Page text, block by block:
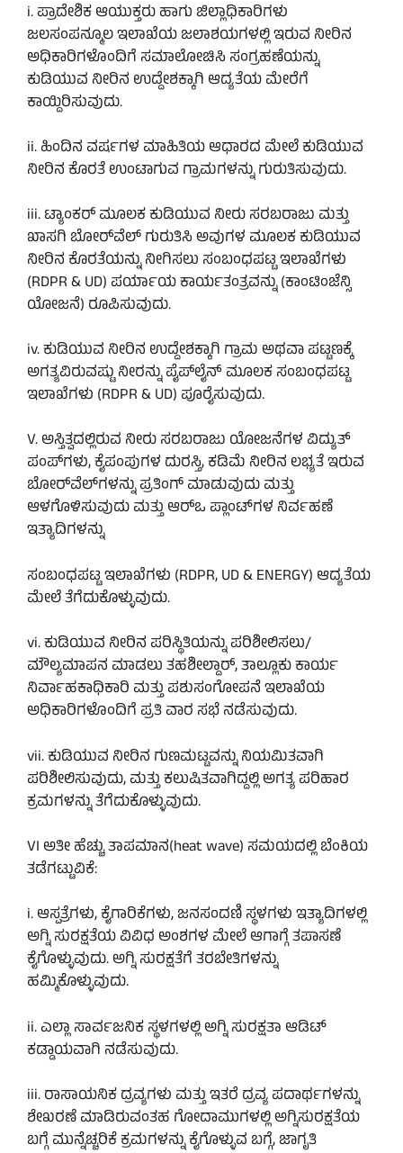
i. ಪ್ರಾದೇಶಿಕ ಆಯುಕ್ತರು ಹಾಗು ಜಿಲ್ಲಾಧಿಕಾರಿಗಳು
ಜಲಸಂಪನ್ಮೂಲ ಇಲಾಖೆಯ ಜಲಾಶಯಗಳಲ್ಲಿ ಇರುವ ನೀರಿನ
ಅಧಿಕಾರಿಗಳೊಂದಿಗೆ ಸಮಾಲೋಚಿಸಿ ಸಂಗ್ರಹಣೆಯನ್ನು
ಕುಡಿಯುವ ನೀರಿನ ಉದ್ದೇಶಕ್ಕಾಗಿ ಆದ್ಯತೆಯ ಮೇರೆಗೆ
ಕಾಯ್ದಿರಿಸುವುದು.
ii. ಹಿಂದಿನ ವರ್ಷಗಳ ಮಾಹಿತಿಯ ಆಧಾರದ ಮೇಲೆ ಕುಡಿಯುವ
ನೀರಿನ ಕೊರತೆ ಉಂಟಾಗುವ ಗ್ರಾಮಗಳನ್ನು ಗುರುತಿಸುವುದು.
iii. ಟ್ಯಾಂಕರ್ ಮೂಲಕ ಕುಡಿಯುವ ನೀರು ಸರಬರಾಜು ಮತ್ತು
ಖಾಸಗಿ ಬೋರ್‌ವೆಲ್ ಗುರುತಿಸಿ ಅವುಗಳ ಮೂಲಕ ಕುಡಿಯುವ
ನೀರಿನ ಕೊರತೆಯನ್ನು ನೀಗಿಸಲು ಸಂಬಂಧಪಟ್ಟ ಇಲಾಖೆಗಳು
(RDPR & UD) ಪರ್ಯಾಯ ಕಾರ್ಯತಂತ್ರವನ್ನು (ಕಾಂಟಿಂಜೆನ್ಸಿ
ಯೋಜನೆ) ರೂಪಿಸುವುದು.
iv. ಕುಡಿಯುವ ನೀರಿನ ಉದ್ದೇಶಕ್ಕಾಗಿ ಗ್ರಾಮ ಅಥವಾ ಪಟ್ಟಣಕ್ಕೆ
ಅಗತ್ಯವಿರುವಷ್ಟು ನೀರನ್ನು ಪೈಪ್‌ಲೈನ್ ಮೂಲಕ ಸಂಬಂಧಪಟ್ಟ
ಇಲಾಖೆಗಳು (RDPR & UD) ಪೂರೈಸುವುದು.
V. ಅಸ್ತಿತ್ವದಲ್ಲಿರುವ ನೀರು ಸರಬರಾಜು ಯೋಜನೆಗಳ ವಿದ್ಯುತ್
ಪಂಪ್‌ಗಳು, ಕೈಪಂಪುಗಳ ದುರಸ್ತಿ, ಕಡಿಮೆ ನೀರಿನ ಲಭ್ಯತೆ ಇರುವ
ಬೋರ್‌ವೆಲ್‌ಗಳನ್ನು ಪ್ರತಿಂಗ್ ಮಾಡುವುದು ಮತ್ತು
ಆಳಗೊಳಿಸುವುದು ಮತ್ತು ಆರ್‌ಒ ಪ್ಲಾಂಟ್‌ಗಳ ನಿರ್ವಹಣೆ
ಇತ್ಯಾದಿಗಳನ್ನು
ಸಂಬಂಧಪಟ್ಟ ಇಲಾಖೆಗಳು (RDPR, UD & ENERGY) ಆದ್ಯತೆಯ
ಮೇಲೆ ತೆಗೆದುಕೊಳ್ಳುವುದು.
vi. ಕುಡಿಯುವ ನೀರಿನ ಪರಿಸ್ಥಿತಿಯನ್ನು ಪರಿಶೀಲಿಸಲು/
ಮೌಲ್ಯಮಾಪನ ಮಾಡಲು ತಹಶೀಲ್ದಾರ್, ತಾಲ್ಲೂಕು ಕಾರ್ಯ
ನಿರ್ವಾಹಕಾಧಿಕಾರಿ ಮತ್ತು ಪಶುಸಂಗೋಪನೆ ಇಲಾಖೆಯ
ಅಧಿಕಾರಿಗಳೊಂದಿಗೆ ಪ್ರತಿ ವಾರ ಸಭೆ ನಡೆಸುವುದು.
vii. ಕುಡಿಯುವ ನೀರಿನ ಗುಣಮಟ್ಟವನ್ನು ನಿಯಮಿತವಾಗಿ
ಪರಿಶೀಲಿಸುವುದು, ಮತ್ತು ಕಲುಷಿತವಾಗಿದ್ದಲ್ಲಿ ಅಗತ್ಯ ಪರಿಹಾರ
ಕ್ರಮಗಳನ್ನು ತೆಗೆದುಕೊಳ್ಳುವುದು.
VI ಅತೀ ಹೆಚ್ಚು ತಾಪಮಾನ(heat wave) ಸಮಯದಲ್ಲಿ ಬೆಂಕಿಯ
ತಡೆಗಟ್ಟುವಿಕೆ:
i. ಆಸ್ಪತ್ರೆಗಳು, ಕೈಗಾರಿಕೆಗಳು, ಜನಸಂದಣಿ ಸ್ಥಳಗಳು ಇತ್ಯಾದಿಗಳಲ್ಲಿ
ಅಗ್ನಿ ಸುರಕ್ಷತೆಯ ವಿವಿಧ ಅಂಶಗಳ ಮೇಲೆ ಆಗಾಗ್ಗೆ ತಪಾಸಣೆ
ಕೈಗೊಳ್ಳುವುದು. ಅಗ್ನಿ ಸುರಕ್ಷತೆಗೆ ತರಬೇತಿಗಳನ್ನು
ಹಮ್ಮಿಕೊಳ್ಳುವುದು.
ii. ಎಲ್ಲಾ ಸಾರ್ವಜನಿಕ ಸ್ಥಳಗಳಲ್ಲಿ ಅಗ್ನಿ ಸುರಕ್ಷತಾ ಆಡಿಟ್
ಕಡ್ಡಾಯವಾಗಿ ನಡೆಸುವುದು.
iii. ರಾಸಾಯನಿಕ ದ್ರವ್ಯಗಳು ಮತ್ತು ಇತರೆ ದ್ರವ್ಯ ಪದಾರ್ಥಗಳನ್ನು
ಶೇಖರಣೆ ಮಾಡಿರುವಂತಹ ಗೋದಾಮುಗಳಲ್ಲಿ ಅಗ್ನಿಸುರಕ್ಷತೆಯ
ಬಗ್ಗೆ ಮುನ್ನೆಚ್ಚರಿಕೆ ಕ್ರಮಗಳನ್ನು ಕೈಗೊಳ್ಳುವ ಬಗ್ಗೆ, ಜಾಗೃತಿ